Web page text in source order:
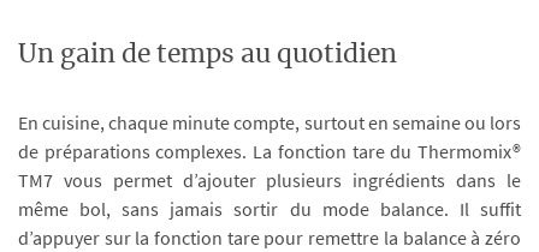
Un gain de temps au quotidien
En cuisine, chaque minute compte, surtout en semaine ou lors
de préparations complexes. La fonction tare du Thermomix®
TM7 vous permet d’ajouter plusieurs ingrédients dans le
même bol, sans jamais sortir du mode balance. Il suffit
d’appuyer sur la fonction tare pour remettre la balance à zéro